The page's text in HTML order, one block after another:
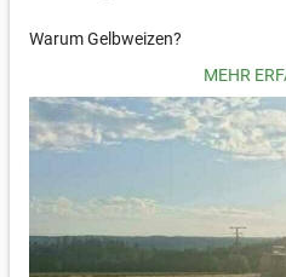
Warum Gelbweizen?
Gelbweizen besticht durch seine
wertvollen Inhaltsstoffe machen
und gesünderen Weizen-
Warum Dinkel?
Dinkel ist eine ursprüngliche
Geschmack und wertvollen
Jahrhunderten geschätzt wird.
MEHR